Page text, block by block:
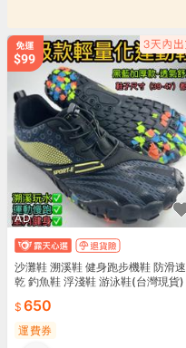
AD
沙灘鞋 溯溪鞋 健身跑步機鞋 防滑速
乾 釣魚鞋 浮淺鞋 游泳鞋(台灣現貨)
650
運費券